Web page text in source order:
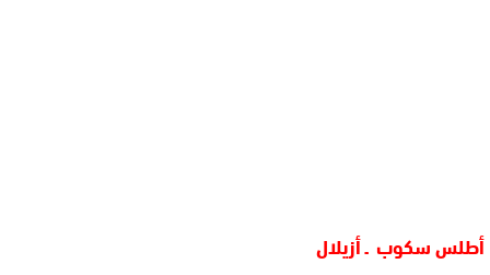
أطلس سكوب ـ أزيلال